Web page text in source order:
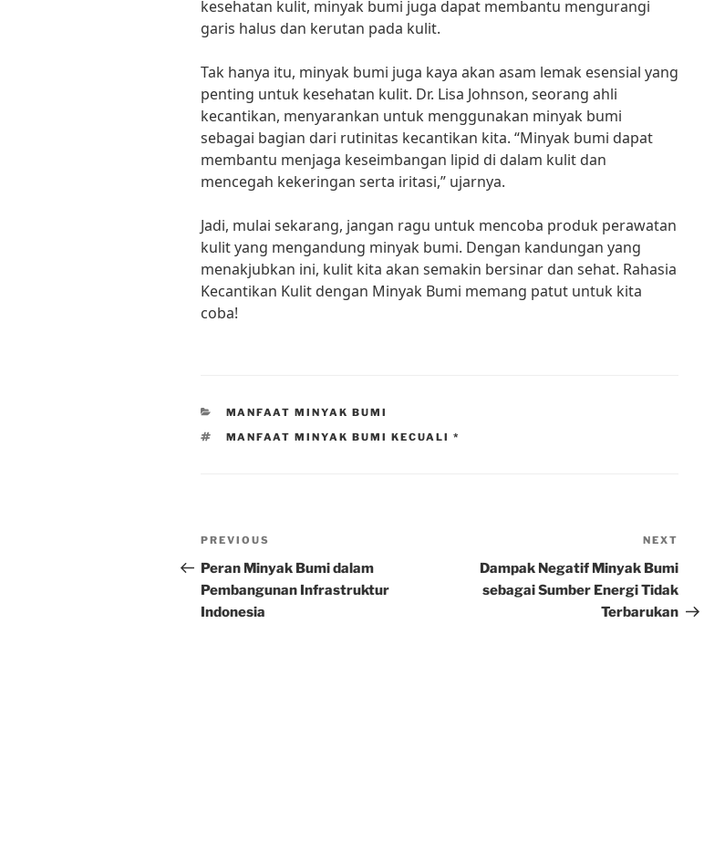
kesehatan kulit, minyak bumi juga dapat membantu mengurangi
garis halus dan kerutan pada kulit.
Tak hanya itu, minyak bumi juga kaya akan asam lemak esensial yang
penting untuk kesehatan kulit. Dr. Lisa Johnson, seorang ahli
kecantikan, menyarankan untuk menggunakan minyak bumi
sebagai bagian dari rutinitas kecantikan kita. “Minyak bumi dapat
membantu menjaga keseimbangan lipid di dalam kulit dan
mencegah kekeringan serta iritasi,” ujarnya.
Jadi, mulai sekarang, jangan ragu untuk mencoba produk perawatan
kulit yang mengandung minyak bumi. Dengan kandungan yang
menakjubkan ini, kulit kita akan semakin bersinar dan sehat. Rahasia
Kecantikan Kulit dengan Minyak Bumi memang patut untuk kita
coba!
CATEGORIES
MANFAAT MINYAK BUMI
TAGS
MANFAAT MINYAK BUMI KECUALI *
Post
navigation
Previous
Post
PREVIOUS
Peran Minyak Bumi dalam
Pembangunan Infrastruktur
Indonesia
Post
NEXT
Dampak Negatif Minyak Bumi
sebagai Sumber Energi Tidak
Terbarukan